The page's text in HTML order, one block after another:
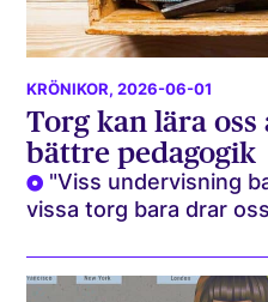
KRÖNIKOR, 2026-06-01
Torg kan lära
bättre pedagogik
"Viss undervisning
vissa torg bara drar